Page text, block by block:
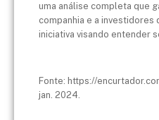
uma análise completa que
companhia e a investidores
iniciativa visando entender
Fonte: https://
jan. 2024.